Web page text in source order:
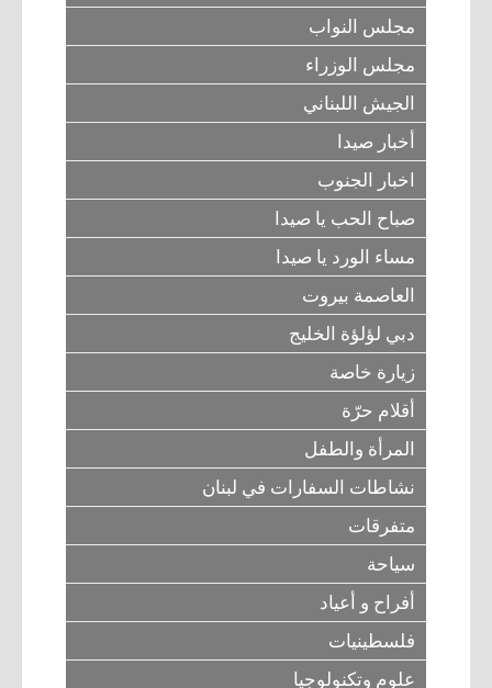
مجلس النواب
مجلس الوزراء
الجيش اللبناني
أخبار صيدا
اخبار الجنوب
صباح الحب يا صيدا
مساء الورد يا صيدا
العاصمة بيروت
دبي لؤلؤة الخليج
زيارة خاصة
أقلام حرّة
المرأة والطفل
نشاطات السفارات في لبنان
متفرقات
سياحة
أفراح و أعياد
فلسطينيات
علوم وتكنولوجيا